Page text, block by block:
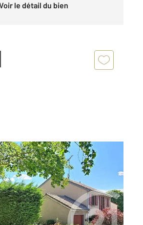
Voir le détail du bien
54
€